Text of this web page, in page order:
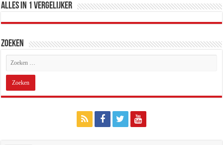
Alles in 1 Vergelijker
Zoeken